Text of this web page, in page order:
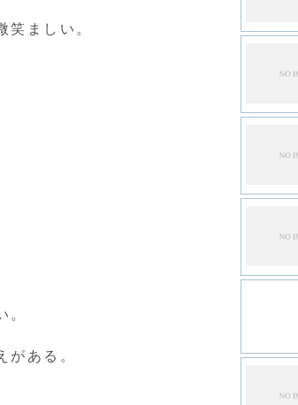
笑ましい。
。
がある。